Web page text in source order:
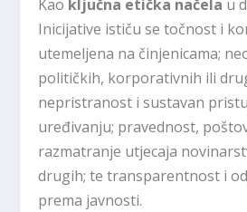
Kao ključna etička načela u
Inicijative ističu se točnost i
utemeljena na činjenicama;
političkih, korporativnih ili
nepristranost i sustavan
uređivanju; pravednost,
razmatranje utjecaja
drugih; te transparentnost i
prema javnosti.